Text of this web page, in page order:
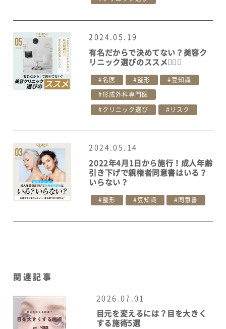
2024.05.19
有名だからで決めてない？美容ク
リニック選びのススメ👩‍⚕️✨
名医 整形 豆知識
形成外科専門医
クリニック選び リスク
2024.05.14
2022年4月1日から施行！成人年齢
引き下げで親権者同意書はいる？
いらない？
整形 豆知識 同意書
関連記事
2026.07.01
目元を変えるには？目を大きく
する施術5選